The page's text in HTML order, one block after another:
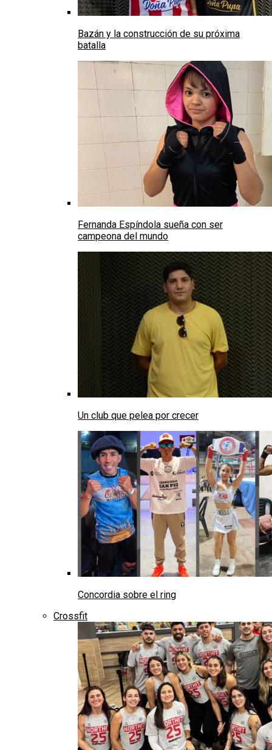
Bazán y la construcción de su próxima
batalla
Fernanda Espíndola sueña con ser
campeona del mundo
Un club que pelea por crecer
Concordia sobre el ring
Crossfit